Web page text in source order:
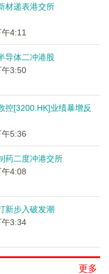
材递表港交所
4:11
导体二冲港股
3:50
控[3200.HK]业绩暴增反
5:36
药二度冲港交所
4:08
新步入破发潮
3:34
更多